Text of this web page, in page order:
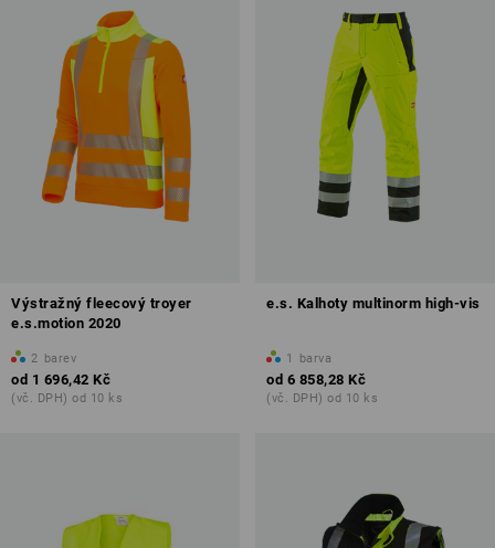
Výstražný fleecový troyer
e.s.motion 2020
2 barev
od 1 696,42 Kč
(vč. DPH) od 10 ks
e.s. Kalhoty multinorm high-vis
1 barva
od 6 858,28 Kč
(vč. DPH) od 10 ks